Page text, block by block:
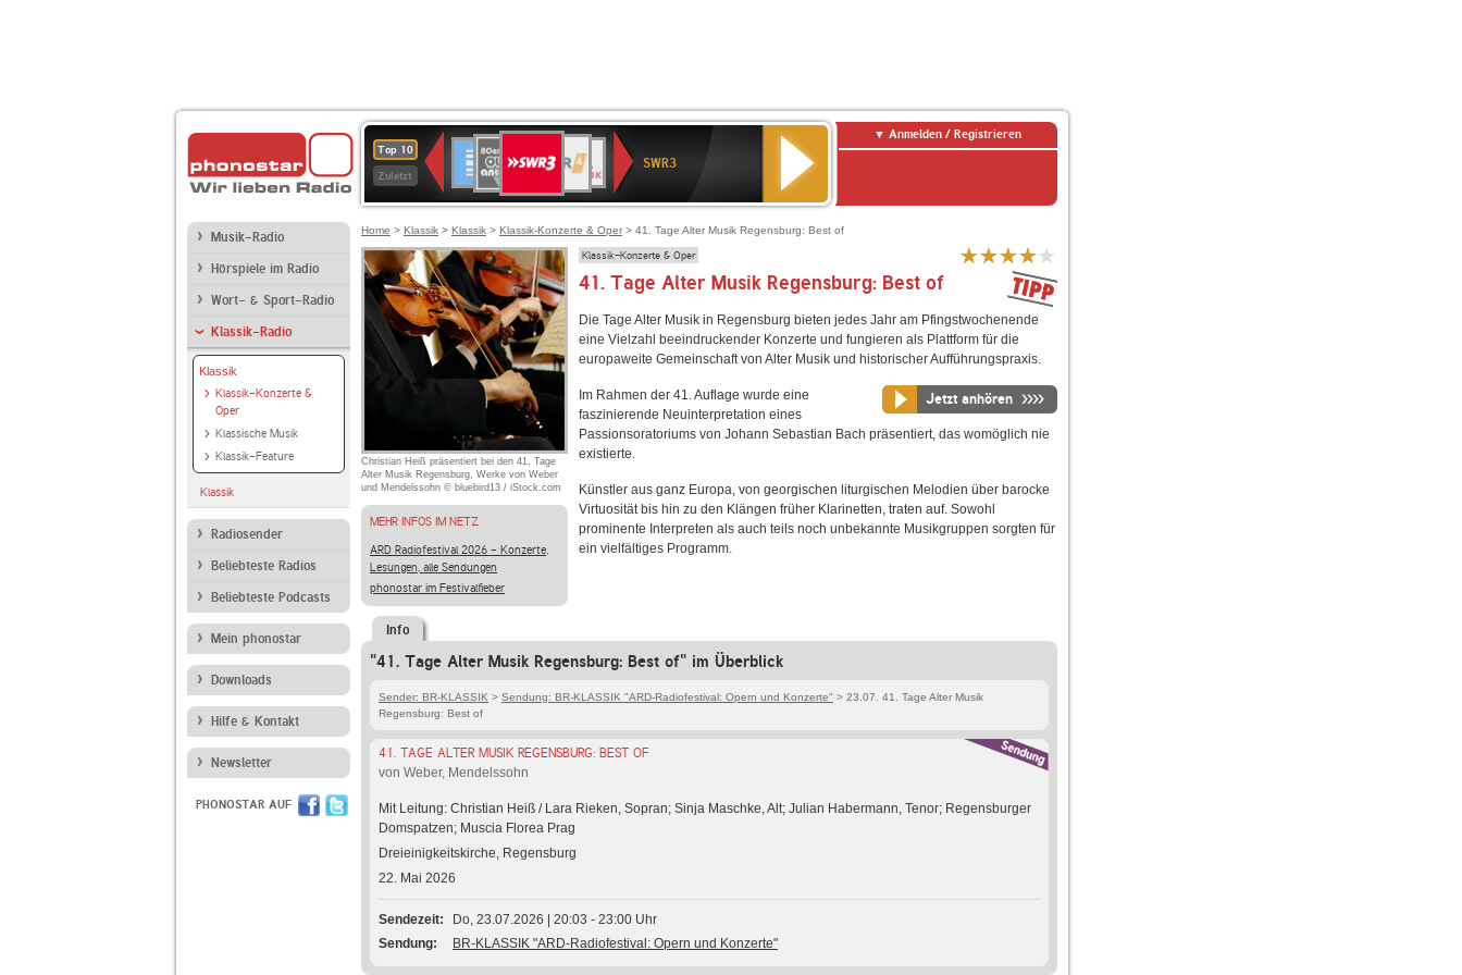
Top 10
Zuletzt
Deutschlandfunk
80er
90er
OLDIE
ANTENNE
4
KLASSIK
SWR
Kultur
NDR
2
SWR3
Anmelden / Registrieren
Musik-Radio
Hörspiele im Radio
Wort- & Sport-Radio
Klassik-Radio
Klassik
Klassik-Konzerte &
Oper
Klassische Musik
Klassik-Feature
Klassik
Radiosender
Beliebteste Radios
Beliebteste Podcasts
Mein phonostar
Downloads
Hilfe & Kontakt
Newsletter
PHONOSTAR AUF
Home > Klassik > Klassik > Klassik-Konzerte & Oper > 41. Tage Alter Musik Regensburg: Best of
Christian Heiß präsentiert bei den 41. Tage
Alter Musik Regensburg, Werke von Weber
und Mendelssohn © bluebird13 / iStock.com
MEHR INFOS IM NETZ
ARD Radiofestival 2026 - Konzerte,
Lesungen, alle Sendungen
phonostar im Festivalfieber
Klassik-Konzerte & Oper
41. Tage Alter Musik Regensburg: Best of
Die Tage Alter Musik in Regensburg bieten jedes Jahr am Pfingstwochenende
eine Vielzahl beeindruckender Konzerte und fungieren als Plattform für die
europaweite Gemeinschaft von Alter Musik und historischer Aufführungspraxis.
Jetzt anhören
Im Rahmen der 41. Auflage wurde eine
faszinierende Neuinterpretation eines
Passionsoratoriums von Johann Sebastian Bach präsentiert, das womöglich nie
existierte.
Künstler aus ganz Europa, von georgischen liturgischen Melodien über barocke
Virtuosität bis hin zu den Klängen früher Klarinetten, traten auf. Sowohl
prominente Interpreten als auch teils noch unbekannte Musikgruppen sorgten für
ein vielfältiges Programm.
Info
"41. Tage Alter Musik Regensburg: Best of" im Überblick
Sender: BR-KLASSIK > Sendung: BR-KLASSIK "ARD-Radiofestival: Opern und Konzerte" > 23.07. 41. Tage Alter Musik
Regensburg: Best of
41. TAGE ALTER MUSIK REGENSBURG: BEST OF
von Weber, Mendelssohn
Mit Leitung: Christian Heiß / Lara Rieken, Sopran; Sinja Maschke, Alt; Julian Habermann, Tenor; Regensburger
Domspatzen; Muscia Florea Prag
Dreieinigkeitskirche, Regensburg
22. Mai 2026
Sendezeit
Do, 23.07.2026 | 20:03 - 23:00 Uhr
Sendung
BR-KLASSIK "ARD-Radiofestival: Opern und Konzerte"